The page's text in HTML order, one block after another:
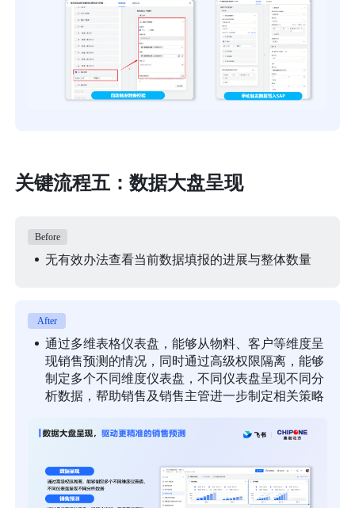
关键流程五：数据大盘呈现
Before
无有效办法查看当前数据填报的进展与整体数量
After
通过多维表格仪表盘，能够从物料、客户等维度呈
现销售预测的情况，同时通过高级权限隔离，能够
制定多个不同维度仪表盘，不同仪表盘呈现不同分
析数据，帮助销售及销售主管进一步制定相关策略